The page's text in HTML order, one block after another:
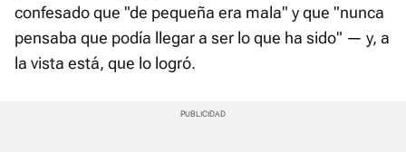
confesado que "de pequeña era mala" y que "nunca
pensaba que podía llegar a ser lo que ha sido" — y, a
la vista está, que lo logró.